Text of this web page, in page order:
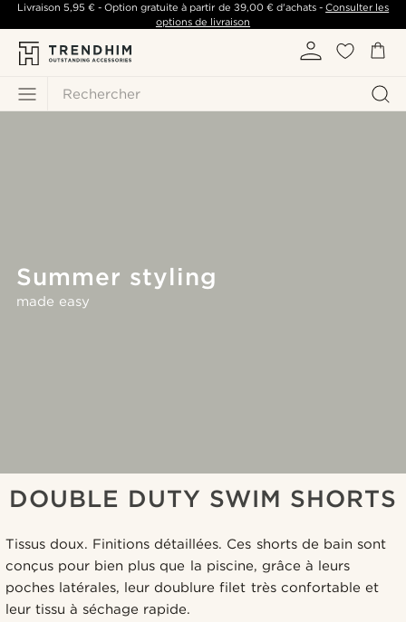
Rechercher
Livraison 5,95 €- Option gratuite à partir de 39,00 €d'achats -Consulter les
options de livraison
Summer styling
made easy
DOUBLE DUTY SWIM SHORTS
Tissus doux. Finitions détaillées. Ces shorts de bain sont
conçus pour bien plus que la piscine, grâce à leurs
poches latérales, leur doublure filet très confortable et
leur tissu à séchage rapide.